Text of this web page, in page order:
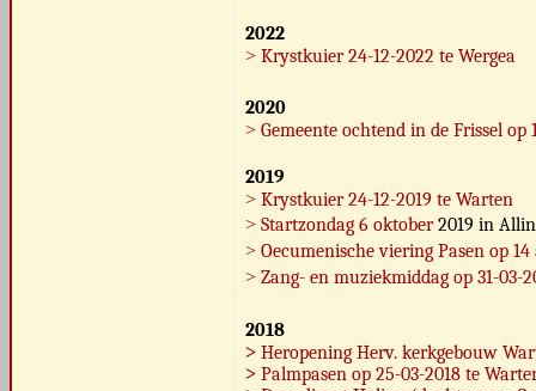
2022
˃Krystkuier 24-12-2022 te Wergea
2020
˃Gemeente ochtend in de Frissel op
2019
˃Krystkuier 24-12-2019 te Warten
˃Startzondag 6 oktober2019 in
˃Oecumenische viering Pasen op
˃Zang- en muziekmiddag op 31-03-
2018
˃Heropening Herv. kerkgebouw
˃Palmpasen op 25-03-2018 te